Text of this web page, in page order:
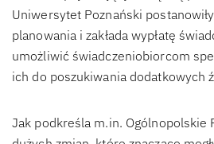
Uniwersytet Poznański
planowania i zakłada wypłatę
umożliwić świadczeniobiorcom
ich do poszukiwania dodatkowych
Jak podkreśla m.in. Ogólnopolskie